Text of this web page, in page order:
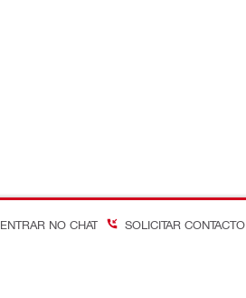
ENTRAR NO CHAT SOLICITAR CONTACTO